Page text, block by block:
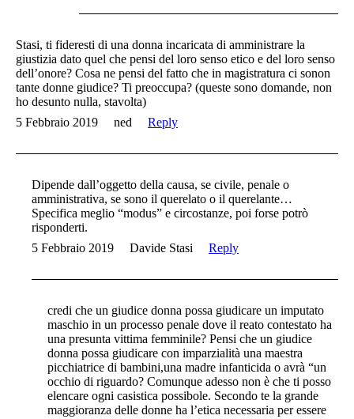
Stasi, ti fideresti di una donna incaricata di amministrare la
giustizia dato quel che pensi del loro senso etico e del loro senso
dell’onore? Cosa ne pensi del fatto che in magistratura ci sonon
tante donne giudice? Ti preoccupa? (queste sono domande, non
ho desunto nulla, stavolta)
5 Febbraio 2019
ned Reply
Dipende dall’oggetto della causa, se civile, penale o
amministrativa, se sono il querelato o il querelante…
Specifica meglio “modus” e circostanze, poi forse potrò
risponderti.
5 Febbraio 2019
Davide Stasi Reply
credi che un giudice donna possa giudicare un imputato
maschio in un processo penale dove il reato contestato ha
una presunta vittima femminile? Pensi che un giudice
donna possa giudicare con imparzialità una maestra
picchiatrice di bambini,una madre infanticida o avrà “un
occhio di riguardo? Comunque adesso non è che ti posso
elencare ogni casistica possibole. Secondo te la grande
maggioranza delle donne ha l’etica necessaria per essere